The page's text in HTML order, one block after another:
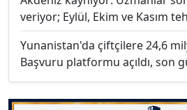
veriyor; Eylül, Ekim ve Kasım
Yunanistan'da çiftçilere 24,6
Başvuru platformu açıldı, son